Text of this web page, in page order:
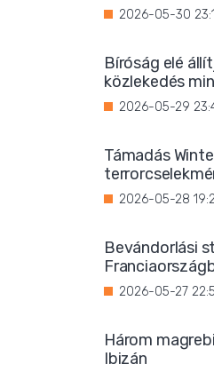
2026-05-30
Bíróság elé
közlekedés
2026-05-29
Támadás
2026-05-28
Bevándorlási
2026-05-27
Három
Ibizán